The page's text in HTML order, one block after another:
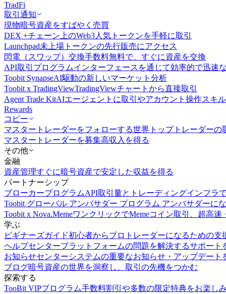
TradFi
取引通知
現物暗号資産をすばやく売買
DEX +チェーン上のWeb3人気トークンを手軽に取引
Launchpad未上場トークンの先行販売にアクセス
閃電（スワップ）交換手数料無料で、すぐに資産を交換
API取引 プログラムインターフェースを通じて効率的で迅速
Toobit SynapseAI駆動の新しいマーケット分析
Toobit x TradingViewTradingViewチャートから直接取引
Agent Trade KitAIエージェントに取引やアカウント操作スキ
Rewards
コピー
マスタートレーダーをフォローする世界トップトレーダーの
マスタートレーダーを募集高収入を得る
その他
金融
資産管理すぐに暗号資産で安定した収益を得る
パートナーシップ
ブローカープログラムAPI取引量とトレーディングインフラ
Toobit グローバル アンバサダー プログラム アンバサダーに
Toobit x Nova.MemeワンクリックでMemeコイン取引、超高
学ぶ
ビギナーズガイド初心者からプロトレーダーになるための支
ヘルプセンタープラットフォームの問題を解決するサポート
お知らせセンターシステムの重要なお知らせ・アップデート
ブログ暗号資産の世界を洞察し、取引の先機をつかむ
探索する
TooBit VIPプログラム手数料割引や多数の限定特典をお楽し